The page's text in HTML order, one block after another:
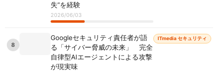
失”を経験
2026/06/03
8
Googleセキュリティ責任者が語
る「サイバー脅威の未来」 完全
自律型AIエージェントによる攻撃
が現実味
ITmedia セキュリティ